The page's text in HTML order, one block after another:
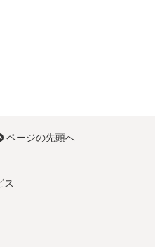
ページの先頭へ
ス